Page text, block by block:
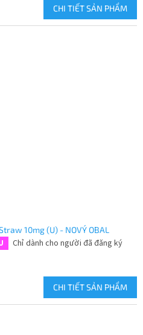
CHI TIẾT SẢN PHẨM
10mg (U) - NOVÝ OBAL
Chỉ dành cho người đã đăng ký
CHI TIẾT SẢN PHẨM